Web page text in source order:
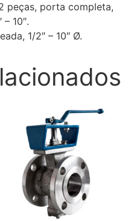
peças, porta completa,
10″.
1/2″ – 10″ Ø.